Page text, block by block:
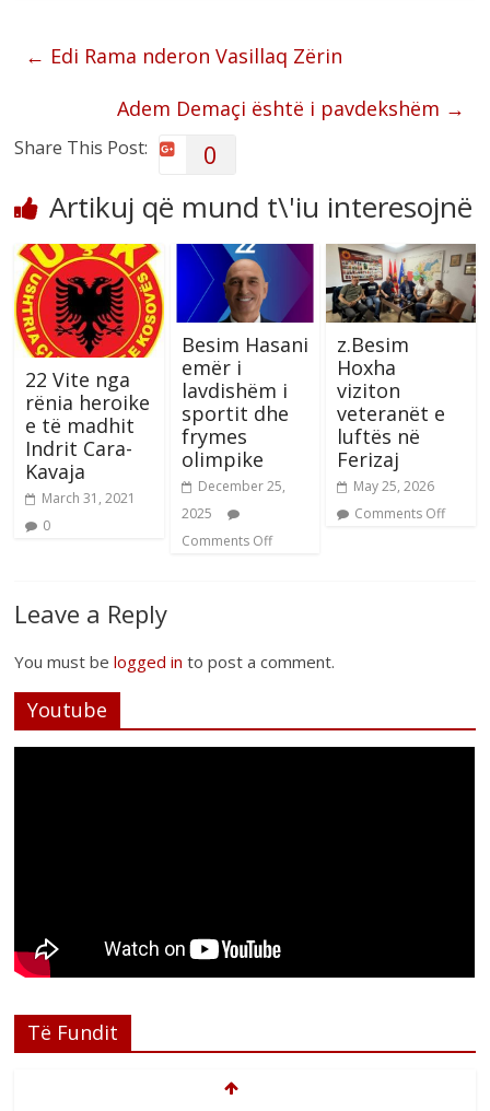
← Edi Rama nderon Vasillaq Zërin
Adem Demaçi është i pavdekshëm →
Share This Post: 0
Artikuj që mund t\'iu interesojnë
22 Vite nga
rënia heroike
e të madhit
Indrit Cara-
Kavaja
March 31, 2021
0
Besim Hasani
emër i
lavdishëm i
sportit dhe
frymes
olimpike
December 25,
2025
Comments Off
z.Besim
Hoxha
viziton
veteranët e
luftës në
Ferizaj
May 25, 2026
Comments Off
Leave a Reply
You must belogged in to post a comment.
Youtube
Të Fundit